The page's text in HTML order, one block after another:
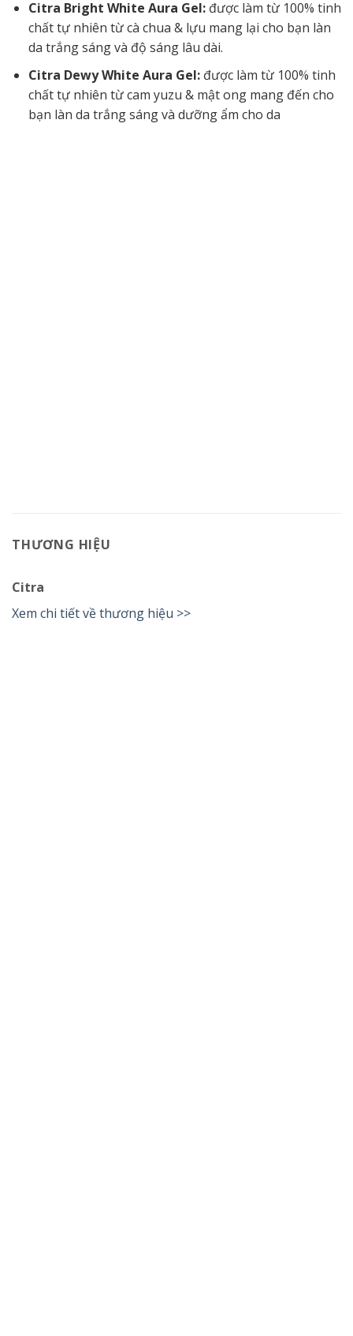
Citra Bright White Aura Gel:được làm từ 100% tinh
chất tự nhiên từ cà chua & lựu mang lại cho bạn làn
da trắng sáng và độ sáng lâu dài.
Citra Dewy White Aura Gel:được làm từ 100% tinh
chất tự nhiên từ cam yuzu & mật ong mang đến cho
bạn làn da trắng sáng và dưỡng ẩm cho da
THƯƠNG HIỆU
Citra
Xem chi tiết về thương hiệu >>